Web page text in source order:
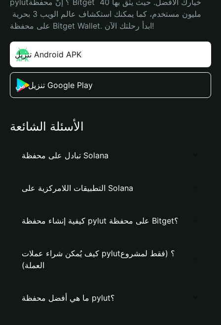
pylut؟ إنّ محفظة Bitget خيارك الأفضل. حيث يثق بها 40
على محفظة Bitget Wallet. ابدأ رحلتك الآن!
تنزيل Android APK
تنزيل من Google Play
الأسئلة الشائعة
تبادل على محفظة Solana
التطبيقات اللامركزية على Solana
كيفية إنشاء محفظة pylut على محفظة Bitget؟
كيف يُمكن شراء عملات pylut؟ (فقط لمشروع
العملة)
ما هي أفضل محفظة pylut؟